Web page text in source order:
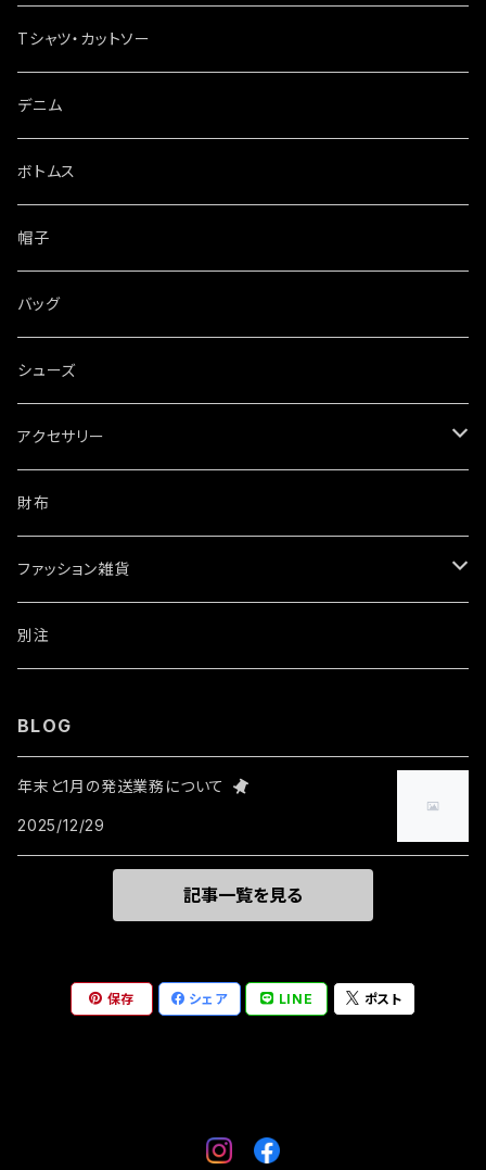
Tシャツ・カットソー
デニム
ボトムス
帽子
バッグ
シューズ
アクセサリー
ネックレス
ブレスレット・バングル
ウォレットチェーン
財布
ファッション雑貨
ワッペン・ステッカー
別注
BLOG
年末と1月の発送業務について
2025/12/29
記事一覧を見る
保存 シェア LINE ポスト